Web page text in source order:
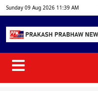
Sunday 09 Aug 2026 11:39 AM